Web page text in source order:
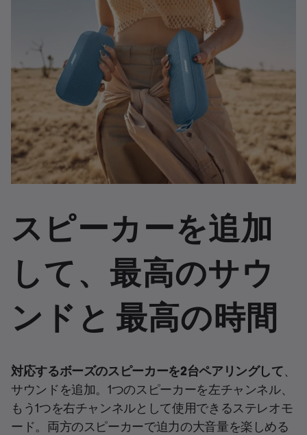
スピーカーを追加
して、最高のサウ
ンドと 最高の時間
対応するボーズのスピーカーを2台ペアリングして、
サウンドを追加。1つのスピーカーを左チャンネル、
もう1つを右チャンネルとして使用できるステレオモ
ード。両方のスピーカーで迫力の大音量を楽しめる